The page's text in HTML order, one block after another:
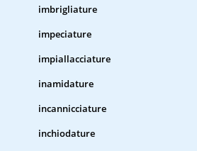
imbrigliature
impeciature
impiallacciature
inamidature
incannicciature
inchiodature